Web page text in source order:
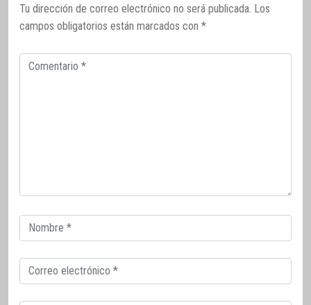
Tu dirección de correo electrónico no será publicada. Los
campos obligatorios están marcados con *
Comentario
Correo
electrónico
Correo
electrónico